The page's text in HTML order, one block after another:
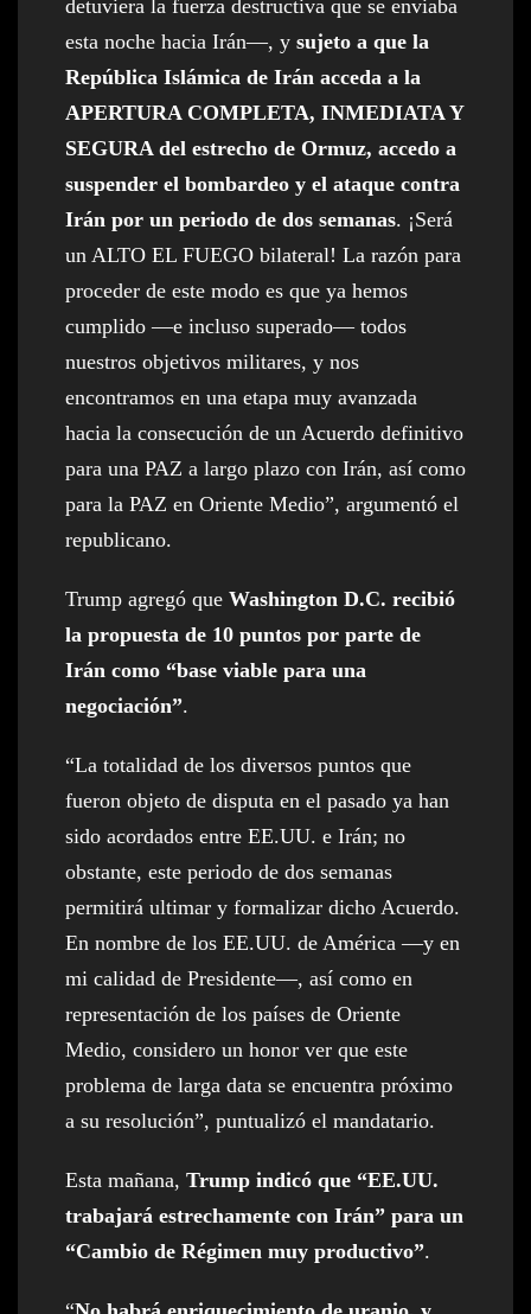
detuviera la fuerza destructiva que se enviaba
esta noche hacia Irán—, y sujeto a que la
República Islámica de Irán acceda a la
APERTURA COMPLETA, INMEDIATA Y
SEGURA del estrecho de Ormuz, accedo a
suspender el bombardeo y el ataque contra
Irán por un periodo de dos semanas. ¡Será
un ALTO EL FUEGO bilateral! La razón para
proceder de este modo es que ya hemos
cumplido —e incluso superado— todos
nuestros objetivos militares, y nos
encontramos en una etapa muy avanzada
hacia la consecución de un Acuerdo definitivo
para una PAZ a largo plazo con Irán, así como
para la PAZ en Oriente Medio”, argumentó el
republicano.
Trump agregó que Washington D.C. recibió
la propuesta de 10 puntos por parte de
Irán como “base viable para una
negociación”.
“La totalidad de los diversos puntos que
fueron objeto de disputa en el pasado ya han
sido acordados entre EE.UU. e Irán; no
obstante, este periodo de dos semanas
permitirá ultimar y formalizar dicho Acuerdo.
En nombre de los EE.UU. de América —y en
mi calidad de Presidente—, así como en
representación de los países de Oriente
Medio, considero un honor ver que este
problema de larga data se encuentra próximo
a su resolución”, puntualizó el mandatario.
Esta mañana, Trump indicó que “EE.UU.
trabajará estrechamente con Irán” para un
“Cambio de Régimen muy productivo”.